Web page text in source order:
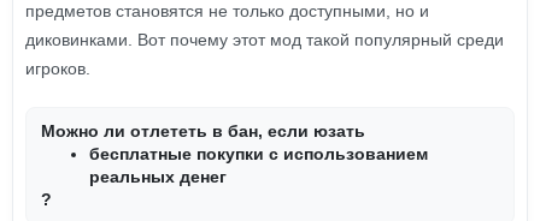
предметов становятся не только доступными, но и
диковинками. Вот почему этот мод такой популярный среди
игроков.
Можно ли отлететь в бан, если юзать
бесплатные покупки с использованием
реальных денег
?